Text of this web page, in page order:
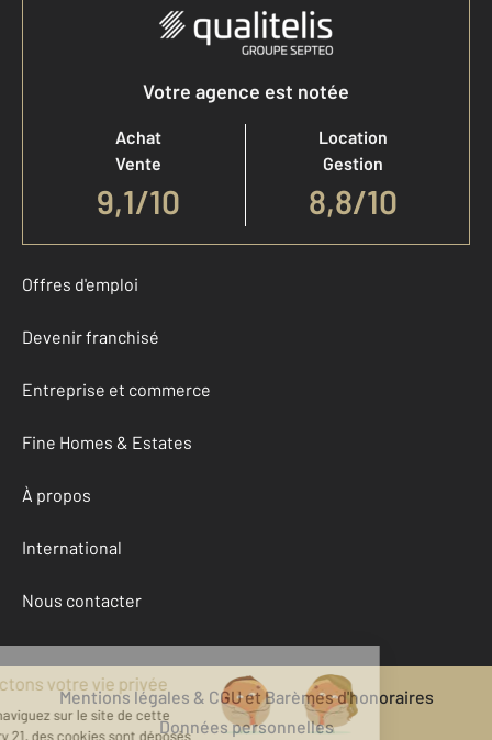
Votre agence est notée
Achat
Vente
9,1/10
Location
Gestion
8,8/10
Offres d'emploi
Devenir franchisé
Entreprise et commerce
Fine Homes & Estates
À propos
International
Nous contacter
Mentions légales & CGU et Barèmes d'honoraires
Données personnelles